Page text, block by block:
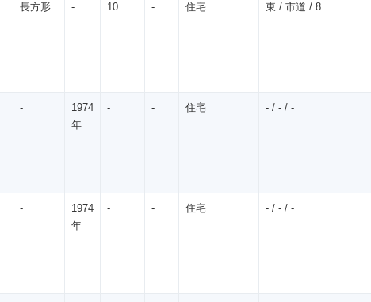
長方形 - 10 - 住宅 東 / 市道 / 8
-
1974
年
- - 住宅 - / - / -
-
1974
年
- - 住宅 - / - / -